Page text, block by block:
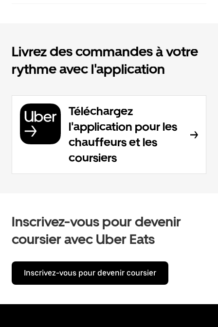
Livrez des commandes à votre
rythme avec l'application
Téléchargez
l'application pour les
chauffeurs et les
coursiers
Inscrivez-vous pour devenir
coursier avec Uber Eats
Inscrivez-vous pour devenir coursier